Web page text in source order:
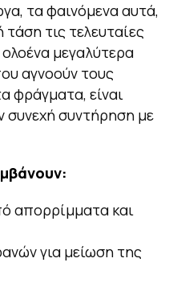
τα φαινόμενα αυτά,
τις τελευταίες
μεγαλύτερα
αγνοούν τους
φράγματα, είναι
συνεχή συντήρηση με
απορρίμματα και
για μείωση της